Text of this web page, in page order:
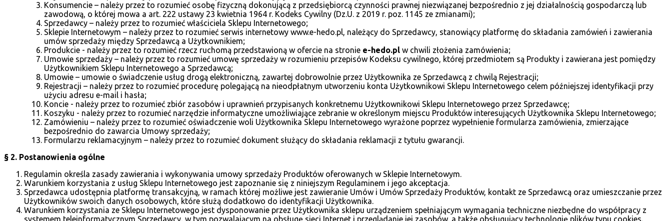
Konsumencie – należy przez to rozumieć osobę fizyczną dokonującą z przedsiębiorcą czynności prawnej niezwiązanej bezpośrednio z jej działalnością gospodarczą lub
zawodową, o której mowa a art. 222 ustawy 23 kwietnia 1964 r. Kodeks Cywilny (Dz.U. z 2019 r. poz. 1145 ze zmianami);
Sprzedawcy – należy przez to rozumieć właściciela Sklepu Internetowego;
Sklepie Internetowym – należy przez to rozumieć serwis internetowy www.e-hedo.pl, należący do Sprzedawcy, stanowiący platformę do składania zamówień i zawierania
umów sprzedaży między Sprzedawcą a Użytkownikiem;
Produkcie - należy przez to rozumieć rzecz ruchomą przedstawioną w ofercie na stronie e-hedo.pl w chwili złożenia zamówienia;
Umowie sprzedaży – należy przez to rozumieć umowę sprzedaży w rozumieniu przepisów Kodeksu cywilnego, której przedmiotem są Produkty i zawierana jest pomiędzy
Użytkownikiem Sklepu Internetowego a Sprzedawcą;
Umowie – umowie o świadczenie usług drogą elektroniczną, zawartej dobrowolnie przez Użytkownika ze Sprzedawcą z chwilą Rejestracji;
Rejestracji – należy przez to rozumieć procedurę polegającą na nieodpłatnym utworzeniu konta Użytkownikowi Sklepu Internetowego celem późniejszej identyfikacji przy
użyciu adresu e-mail i hasła;
Koncie - należy przez to rozumieć zbiór zasobów i uprawnień przypisanych konkretnemu Użytkownikowi Sklepu Internetowego przez Sprzedawcę;
Koszyku - należy przez to rozumieć narzędzie informatyczne umożliwiające zebranie w określonym miejscu Produktów interesujących Użytkownika Sklepu Internetowego;
Zamówieniu – należy przez to rozumieć oświadczenie woli Użytkownika Sklepu Internetowego wyrażone poprzez wypełnienie formularza zamówienia, zmierzające
bezpośrednio do zawarcia Umowy sprzedaży;
Formularzu reklamacyjnym – należy przez to rozumieć dokument służący do składania reklamacji z tytułu gwarancji.
§ 2. Postanowienia ogólne
Regulamin określa zasady zawierania i wykonywania umowy sprzedaży Produktów oferowanych w Sklepie Internetowym.
Warunkiem korzystania z usług Sklepu Internetowego jest zapoznanie się z niniejszym Regulaminem i jego akceptacja.
Sprzedawca udostępnia platformę transakcyjną, w ramach której możliwe jest zawieranie Umów i Umów Sprzedaży Produktów, kontakt ze Sprzedawcą oraz umieszczanie przez
Użytkowników swoich danych osobowych, które służą dodatkowo do identyfikacji Użytkownika.
Warunkiem korzystania ze Sklepu Internetowego jest dysponowanie przez Użytkownika sklepu urządzeniem spełniającym wymagania techniczne niezbędne do współpracy z
systemem teleinformatycznym Sprzedawcy, w tym pozwalającym na obsługę sieci Internet i przeglądanie jej zasobów, a także obsługujący technologię plików typu cookies.